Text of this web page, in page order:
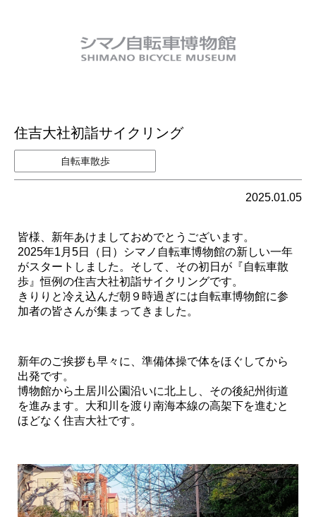
住吉大社初詣サイクリング
自転車散歩
2025.01.05
皆様、新年あけましておめでとうございます。
2025年1月5日（日）シマノ自転車博物館の新しい一年
がスタートしました。そして、その初日が『自転車散
歩』恒例の住吉大社初詣サイクリングです。
きりりと冷え込んだ朝９時過ぎには自転車博物館に参
加者の皆さんが集まってきました。
新年のご挨拶も早々に、準備体操で体をほぐしてから
出発です。
博物館から土居川公園沿いに北上し、その後紀州街道
を進みます。大和川を渡り南海本線の高架下を進むと
ほどなく住吉大社です。